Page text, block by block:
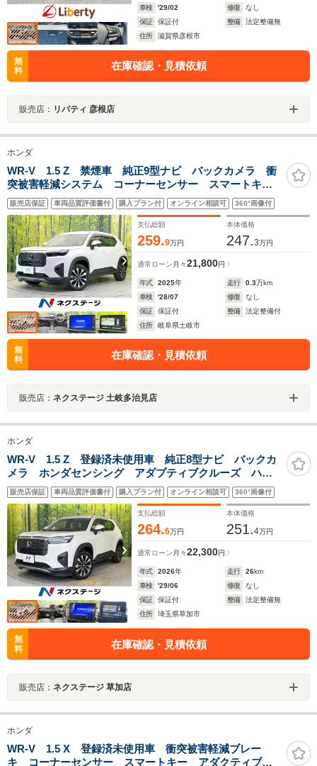
車検
'29/02 修復
なし
保証
保証付 整備
法定整備無
住所
滋賀県彦根市
無
料
在庫確認・見積依頼
販売店： リバティ 彦根店
ホンダ
WR-V 1.5 Z 禁煙車 純正9型ナビ バックカメラ 衝
突被害軽減システム コーナーセンサー スマートキ
ー LEDヘッド ビルトインETC 純正17インチアル
ミ オートハイビーム オートエアコン
販売店保証 車両品質評価書付 購入プラン付 オンライン相談可 360°画像付
支払総額
259.9万円
本体価格
247.3万円
通常ローン 月々21,800円
年式 2025年 走行 0.3万km
車検
'28/07 修復
なし
保証
保証付 整備
法定整備付
住所
岐阜県土岐市
無
料
在庫確認・見積依頼
販売店： ネクステージ 土岐多治見店
ホンダ
WR-V 1.5 Z 登録済未使用車 純正8型ナビ バックカ
メラ ホンダセンシング アダプティブクルーズ ハー
フレザーシート コーナーセンサー スマートキー
LEDヘッド/フロントフォグ 純正17インチAW オート
エアコン
販売店保証 車両品質評価書付 購入プラン付 オンライン相談可 360°画像付
支払総額
264.6万円
本体価格
251.4万円
通常ローン 月々22,300円
年式 2026年 走行 26km
車検
'29/06 修復
なし
保証
保証付 整備
法定整備無
住所
埼玉県草加市
無
料
在庫確認・見積依頼
販売店： ネクステージ 草加店
ホンダ
WR-V 1.5 X 登録済未使用車 衝突被害軽減ブレー
キ コーナーセンサー スマートキー アダクティブク